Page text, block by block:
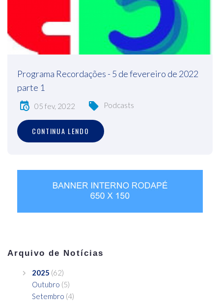
Programa Recordações - 5 de fevereiro de 2022
parte 1
05 fev, 2022 Podcasts
CONTINUA LENDO
Arquivo de Notícias
2025 (62)
Outubro (5)
Setembro (4)